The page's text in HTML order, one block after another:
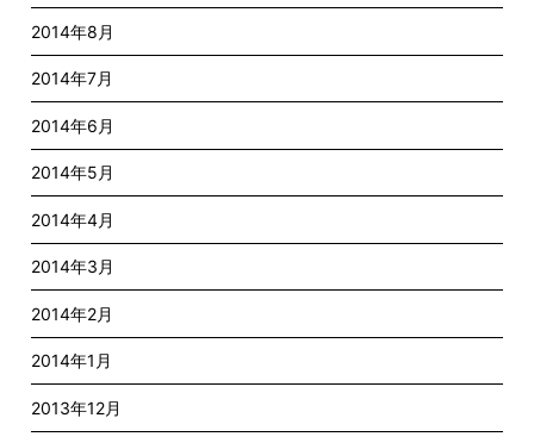
2014年8月
2014年7月
2014年6月
2014年5月
2014年4月
2014年3月
2014年2月
2014年1月
2013年12月